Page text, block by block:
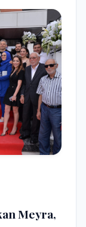
Meyra,